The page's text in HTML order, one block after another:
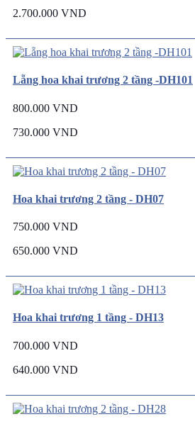
2.700.000 VND
Lẵng hoa khai trương 2 tầng -DH101
800.000 VND
730.000 VND
Hoa khai trương 2 tầng - DH07
750.000 VND
650.000 VND
Hoa khai trương 1 tầng - DH13
700.000 VND
640.000 VND